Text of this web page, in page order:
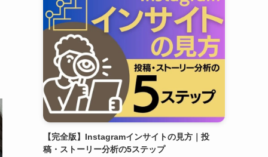
【完全版】Instagramインサイトの見方｜投
稿・ストーリー分析の5ステップ